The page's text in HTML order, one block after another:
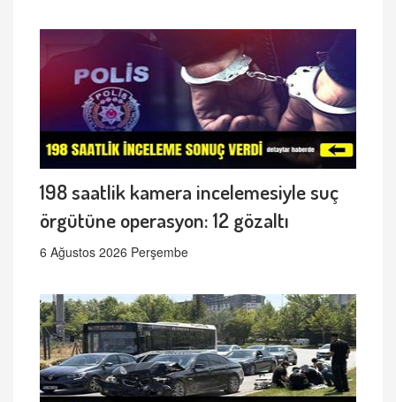
198 saatlik kamera incelemesiyle suç
örgütüne operasyon: 12 gözaltı
6 Ağustos 2026 Perşembe